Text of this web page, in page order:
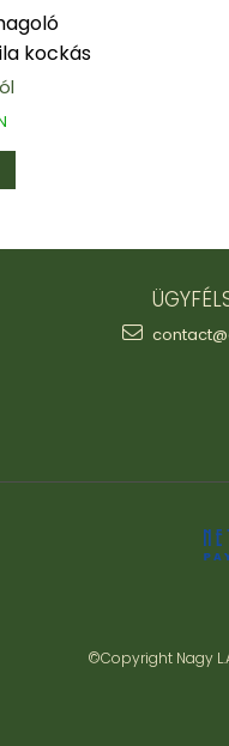
kockás
©Copyright Nagy